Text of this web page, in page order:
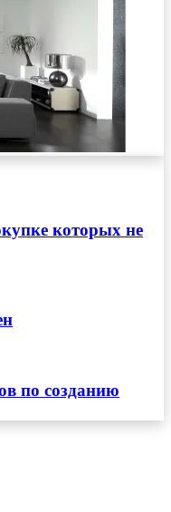
которых не
по созданию